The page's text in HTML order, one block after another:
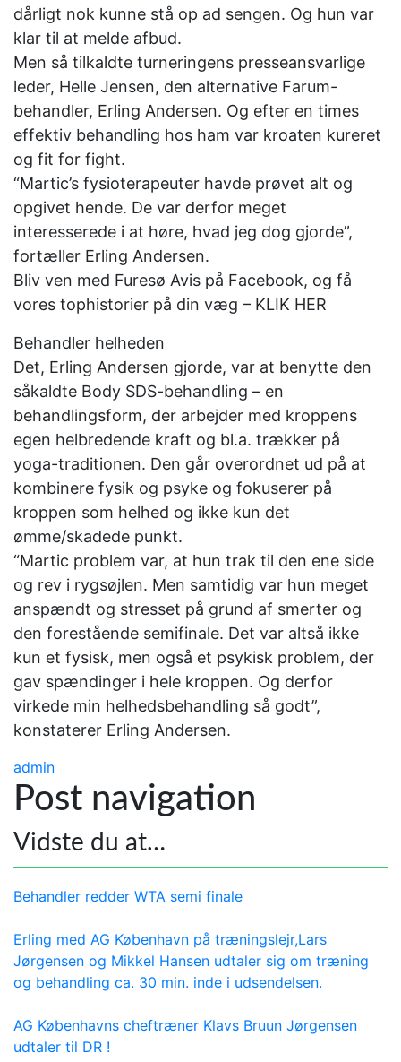
dårligt nok kunne stå op ad sengen. Og hun var
klar til at melde afbud.
Men så tilkaldte turneringens presseansvarlige
leder, Helle Jensen, den alternative Farum-
behandler, Erling Andersen. Og efter en times
effektiv behandling hos ham var kroaten kureret
og fit for fight.
“Martic’s fysioterapeuter havde prøvet alt og
opgivet hende. De var derfor meget
interesserede i at høre, hvad jeg dog gjorde”,
fortæller Erling Andersen.
Bliv ven med Furesø Avis på Facebook, og få
vores tophistorier på din væg – KLIK HER
Behandler helheden
Det, Erling Andersen gjorde, var at benytte den
såkaldte Body SDS-behandling – en
behandlingsform, der arbejder med kroppens
egen helbredende kraft og bl.a. trækker på
yoga-traditionen. Den går overordnet ud på at
kombinere fysik og psyke og fokuserer på
kroppen som helhed og ikke kun det
ømme/skadede punkt.
“Martic problem var, at hun trak til den ene side
og rev i rygsøjlen. Men samtidig var hun meget
anspændt og stresset på grund af smerter og
den forestående semifinale. Det var altså ikke
kun et fysisk, men også et psykisk problem, der
gav spændinger i hele kroppen. Og derfor
virkede min helhedsbehandling så godt”,
konstaterer Erling Andersen.
admin
Post navigation
Vidste du at…
Behandler redder WTA semi finale
Erling med AG København på træningslejr,Lars
Jørgensen og Mikkel Hansen udtaler sig om træning
og behandling ca. 30 min. inde i udsendelsen.
AG Københavns cheftræner Klavs Bruun Jørgensen
udtaler til DR !